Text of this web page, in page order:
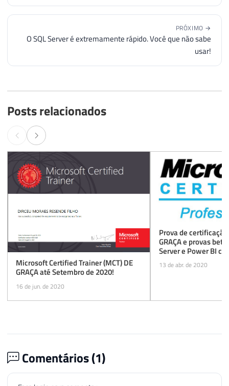
PRÓXIMO →
O SQL Server é extremamente rápido. Você que não sabe
usar!
Posts relacionados
Microsoft Certified Trainer (MCT) DE
GRAÇA até Setembro de 2020!
16 de jun. de 2020
Prova de
GRAÇA e provas
Server e Power BI
desconto
13 de abr. de 2020
Comentários (1)